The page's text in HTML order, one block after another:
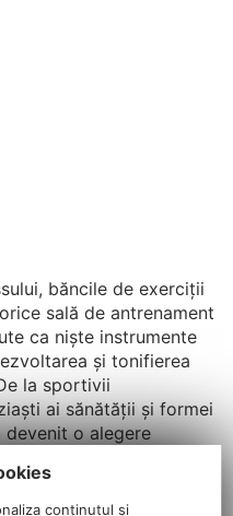
băncile de exerciții
sală de antrenament
ca niște instrumente
și tonifierea
la sportivii
ai sănătății și formei
o alegere
conținutul și